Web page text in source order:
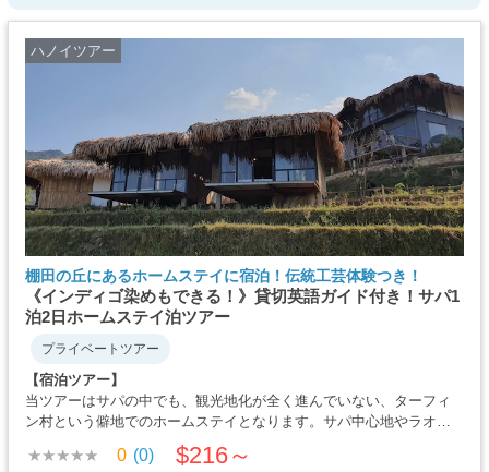
ハノイツアー
棚田の丘にあるホームステイに宿泊！伝統工芸体験つき！
《インディゴ染めもできる！》貸切英語ガイド付き！サパ1
泊2日ホームステイ泊ツアー
プライベートツアー
【宿泊ツアー】
当ツアーはサパの中でも、観光地化が全く進んでいない、ターフィ
ン村という僻地でのホームステイとなります。サパ中心地やラオチ
ャイ・ターバン村のような、押し売りなども全くなく、本来のサパ
の姿がそのまま残っている、素朴な・・・
0 (0) $216～